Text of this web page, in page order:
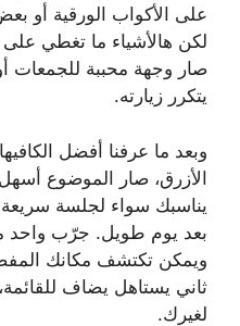
على الأكواب الورقية أو
لكن هالأشياء ما تغطي على
صار وجهة محببة للجمعات
يتكرر زيارته.
وبعد ما عرفنا أفضل
الأزرق، صار الموضوع
يناسبك سواء لجلسة سريعة
بعد يوم طويل. جرّب واحد
ويمكن تكتشف مكانك
ثاني يستاهل يضاف
لغيرك.